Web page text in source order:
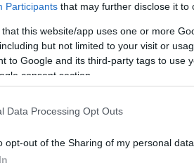
Participants that may further disclose it to
that this website/app uses one or more
but not limited to your visit or
to Google and its third-party tags to use
consent section.
Data Processing Opt Outs
opt-out of the Sharing of my personal data.
Holland:
τους με ένα
στην αγγλική
όλα τα νέα
Volvo
Πυργί: Mία
της Χίου
κέντημα